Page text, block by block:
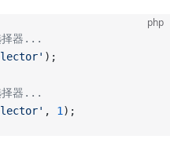
php
择器...
);
择器...
, 1 );